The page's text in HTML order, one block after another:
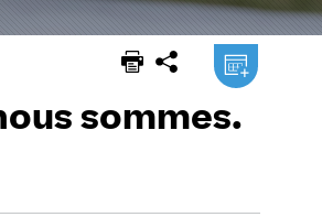
.ical
sommes.